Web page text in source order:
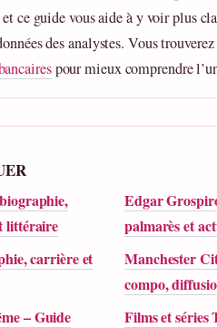
ce guide vous aide à y voir plus
des analystes. Vous
pour mieux comprendre
littéraire
Edgar
palmarès et
carrière et
Manchester
compo,
– Guide
Films et séries